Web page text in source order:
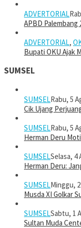
ADVERTORIAL
APBD
ADVERTORIAL,
Bupati OKU Ajak
SUMSEL
SUMSELRabu, 5
Cik Ujang
SUMSELRabu, 5
Herman Deru
SUMSELSelasa, 4
Herman Deru:
SUMSELMinggu,
Musda XI Golkar
SUMSELSabtu, 1
Sultan Muda